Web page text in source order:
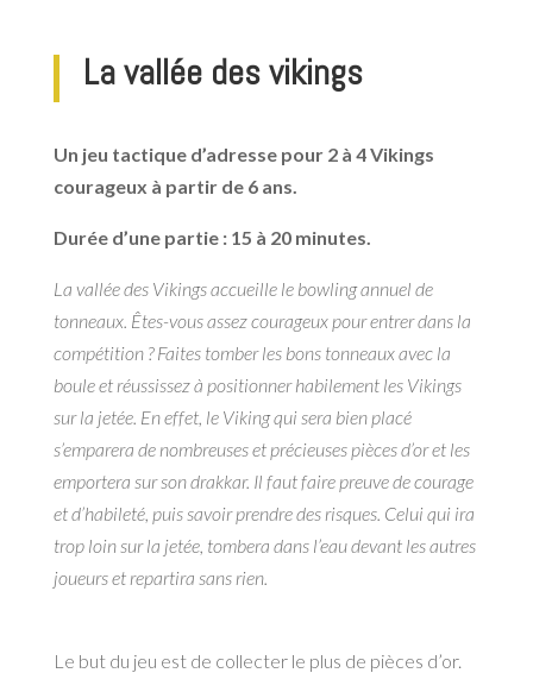
La vallée des vikings
Un jeu tactique d’adresse pour 2 à 4 Vikings
courageux à partir de 6 ans.
Durée d’une partie : 15 à 20 minutes.
La vallée des Vikings accueille le bowling annuel de
tonneaux. Êtes-vous assez courageux pour entrer dans la
compétition ? Faites tomber les bons tonneaux avec la
boule et réussissezà positionner habilement les Vikings
sur la jetée. En effet, le Viking qui sera bien placé
s’emparera de nombreuses et précieuses pièces d’or et les
emportera sur son drakkar. Il fautfaire preuve de courage
et d’habileté, puis savoir prendre des risques. Celui qui ira
trop loin sur la jetée, tombera dans l’eau devant les autres
joueurs et repartira sans rien.
Le but du jeu est de collecter le plus de pièces d’or.